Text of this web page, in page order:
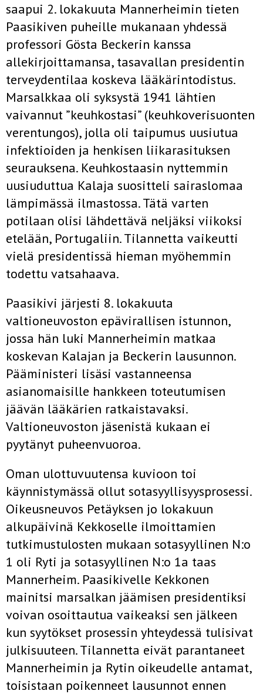
saapui 2. lokakuuta Mannerheimin tieten
Paasikiven puheille mukanaan yhdessä
professori Gösta Beckerin kanssa
allekirjoittamansa, tasavallan presidentin
terveydentilaa koskeva lääkärintodistus.
Marsalkkaa oli syksystä 1941 lähtien
vaivannut ”keuhkostasi” (keuhkoverisuonten
verentungos), jolla oli taipumus uusiutua
infektioiden ja henkisen liikarasituksen
seurauksena. Keuhkostaasin nyttemmin
uusiuduttua Kalaja suositteli sairaslomaa
lämpimässä ilmastossa. Tätä varten
potilaan olisi lähdettävä neljäksi viikoksi
etelään, Portugaliin. Tilannetta vaikeutti
vielä presidentissä hieman myöhemmin
todettu vatsahaava.
Paasikivi järjesti 8. lokakuuta
valtioneuvoston epävirallisen istunnon,
jossa hän luki Mannerheimin matkaa
koskevan Kalajan ja Beckerin lausunnon.
Pääministeri lisäsi vastanneensa
asianomaisille hankkeen toteutumisen
jäävän lääkärien ratkaistavaksi.
Valtioneuvoston jäsenistä kukaan ei
pyytänyt puheenvuoroa.
Oman ulottuvuutensa kuvioon toi
käynnistymässä ollut sotasyyllisyysprosessi.
Oikeusneuvos Petäyksen jo lokakuun
alkupäivinä Kekkoselle ilmoittamien
tutkimustulosten mukaan sotasyyllinen N:o
1 oli Ryti ja sotasyyllinen N:o 1a taas
Mannerheim. Paasikivelle Kekkonen
mainitsi marsalkan jäämisen presidentiksi
voivan osoittautua vaikeaksi sen jälkeen
kun syytökset prosessin yhteydessä tulisivat
julkisuuteen. Tilannetta eivät parantaneet
Mannerheimin ja Rytin oikeudelle antamat,
toisistaan poikenneet lausunnot ennen